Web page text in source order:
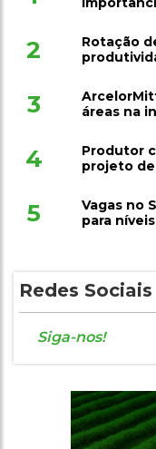
2
Rotação
3
áreas na
4
Produtor
projeto
5
Vagas no
para
Redes Sociais
Siga-nos!